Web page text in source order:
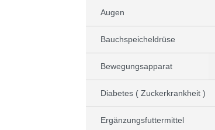
Augen
Bauchspeicheldrüse
Bewegungsapparat
Diabetes ( Zuckerkrankheit )
Ergänzungsfuttermittel